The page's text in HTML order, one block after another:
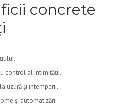
concrete
control al intimității.
uzură și intemperii.
și automatizări.